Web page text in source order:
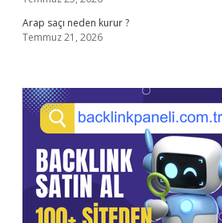
Arap saçı neden kurur ?
Temmuz 21, 2026